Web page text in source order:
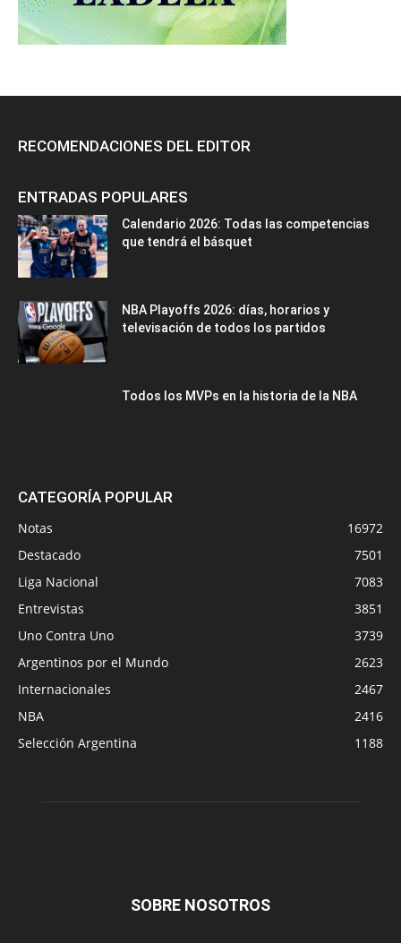
RECOMENDACIONES DEL EDITOR
ENTRADAS POPULARES
Calendario 2026: Todas las competencias
que tendrá el básquet
NBA Playoffs 2026: días, horarios y
televisación de todos los partidos
Todos los MVPs en la historia de la NBA
CATEGORÍA POPULAR
Notas
16972
Destacado
7501
Liga Nacional
7083
Entrevistas
3851
Uno Contra Uno
3739
Argentinos por el Mundo
2623
Internacionales
2467
NBA
2416
Selección Argentina
1188
SOBRE NOSOTROS